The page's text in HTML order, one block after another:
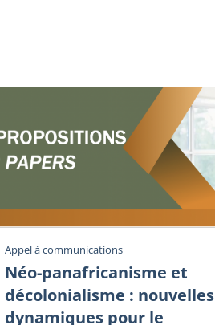
Appel à communications
Néo-panafricanisme et
décolonialisme : nouvelles
dynamiques pour le